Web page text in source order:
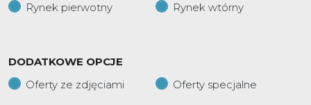
Rynek pierwotny
Rynek wtórny
DODATKOWE OPCJE
Oferty ze zdjęciami
Oferty specjalne